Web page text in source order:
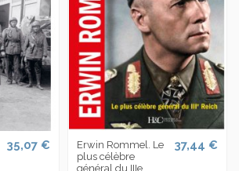
35,07 €
Erwin Rommel. Le
plus célèbre
général du IIIe
37,44 €